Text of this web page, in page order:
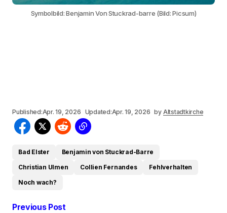
Symbolbild: Benjamin Von Stuckrad-barre (Bild: Picsum)
Published:Apr. 19, 2026 Updated:Apr. 19, 2026 by Altstadtkirche
Bad Elster
Benjamin von Stuckrad-Barre
Christian Ulmen
Collien Fernandes
Fehlverhalten
Noch wach?
Previous Post